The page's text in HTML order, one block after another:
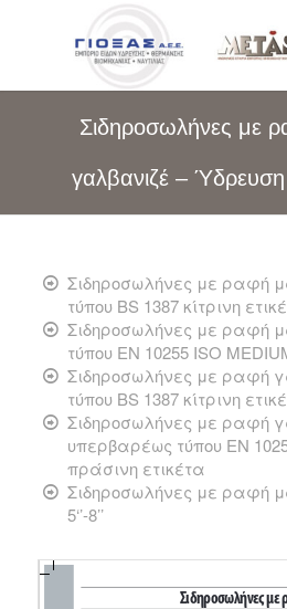
Σιδηροσωλήνες με
γαλβανιζέ –
Σιδηροσωλήνες με ραφή
τύπου BS 1387 κίτρινη
Σιδηροσωλήνες με ραφή
τύπου ΕΝ 10255 ISO
Σιδηροσωλήνες με ραφή
τύπου BS 1387 κίτρινη
Σιδηροσωλήνες με ραφή
υπερβαρέως τύπου ΕΝ
πράσινη ετικέτα
Σιδηροσωλήνες με ραφή
5‘’-8’’